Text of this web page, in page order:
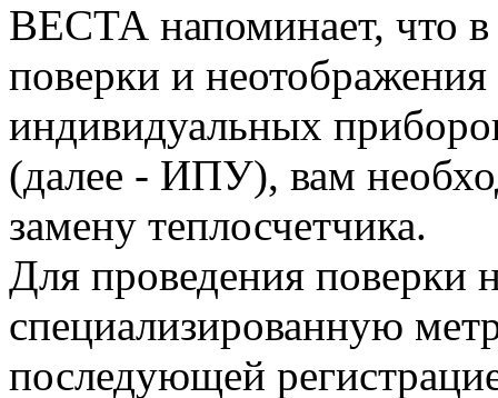
ВЕСТА напоминает, что в
поверки и
индивидуальных
(далее - ИПУ), вам
замену теплосчетчика.
Для проведения поверки
специализированную
последующей